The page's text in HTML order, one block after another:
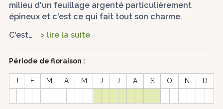
milieu d'un feuillage argenté particulièrement
épineux et c'est ce qui fait tout son charme.
C'est… > lire la suite
Période de floraison :
J F M A M J J A S O N D